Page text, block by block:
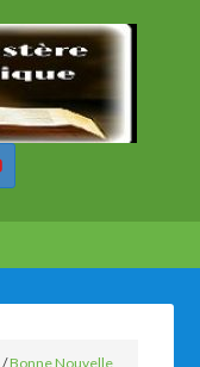
/Bonne Nouvelle